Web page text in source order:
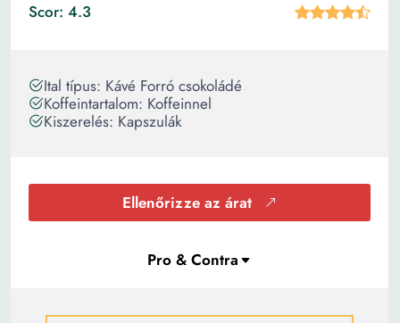
Scor: 4.3
Ital típus: Kávé Forró csokoládé
Koffeintartalom: Koffeinnel
Kiszerelés: Kapszulák
Ellenőrizze az árat